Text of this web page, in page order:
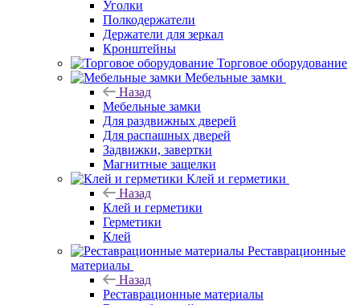
Уголки
Полкодержатели
Держатели для зеркал
Кронштейны
Торговое оборудование
Мебельные замки
Назад
Мебельные замки
Для раздвижных дверей
Для распашных дверей
Задвижки, завертки
Магнитные защелки
Клей и герметики
Назад
Клей и герметики
Герметики
Клей
Реставрационные
материалы
Назад
Реставрационные материалы